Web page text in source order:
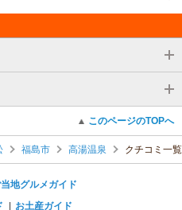
このページのTOPへ
福島市 高湯温泉 クチコミ一覧
地グルメガイド
お土産ガイド